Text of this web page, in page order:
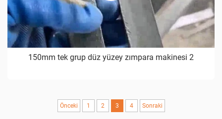
150mm tek grup düz yüzey zımpara makinesi 2
Önceki 1 2 3 4 Sonraki